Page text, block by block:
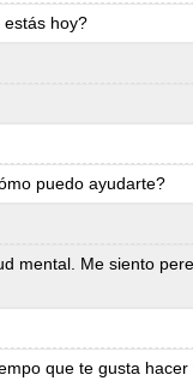
estás hoy?
puedo ayudarte?
mental. Me siento
que te gusta